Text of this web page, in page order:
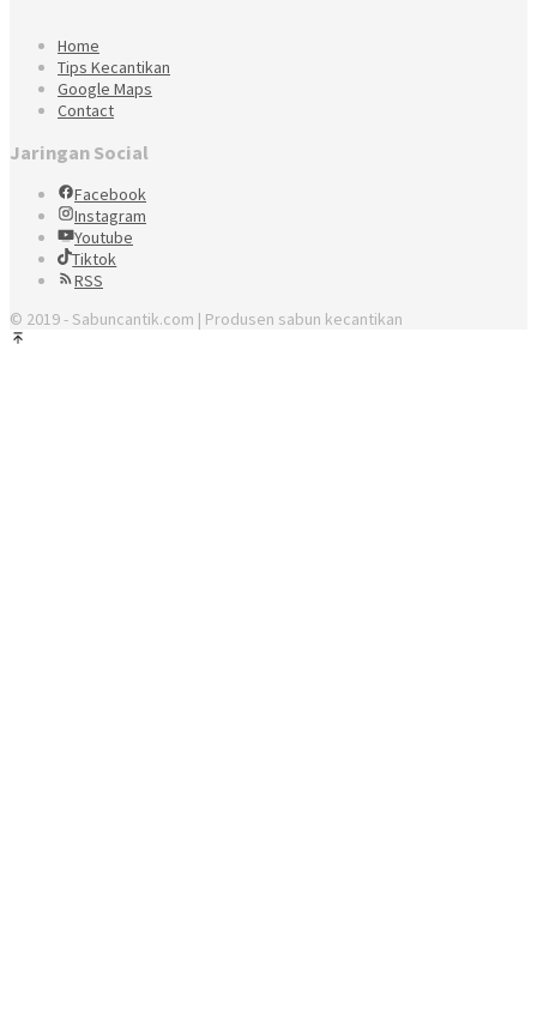
Home
Tips Kecantikan
Google Maps
Contact
Jaringan Social
Facebook
Instagram
Youtube
Tiktok
RSS
© 2019 - Sabuncantik.com | Produsen sabun kecantikan